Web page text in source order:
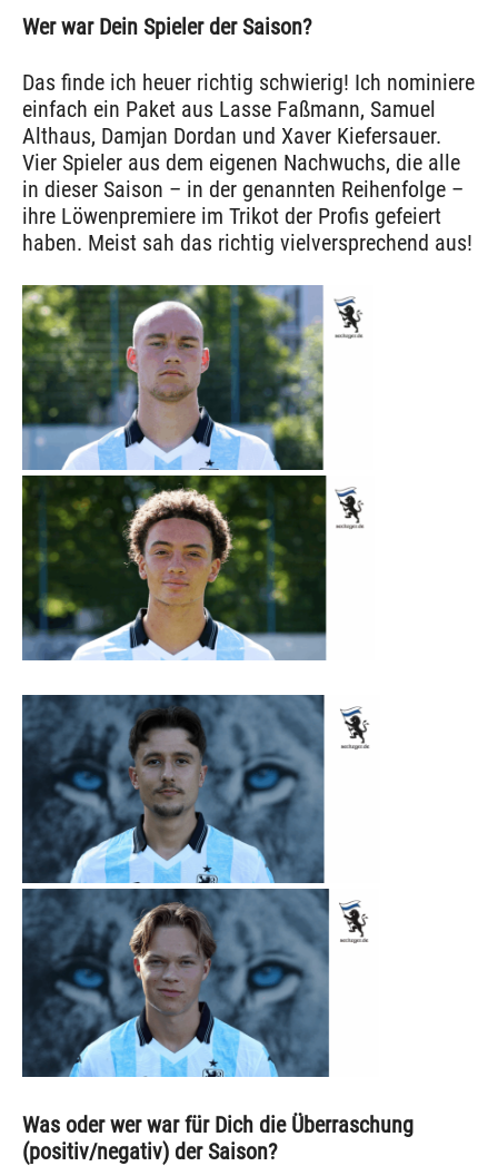
Wer war Dein Spieler der Saison?
Das finde ich heuer richtig schwierig! Ich nominiere
einfach ein Paket aus Lasse Faßmann, Samuel
Althaus, Damjan Dordan und Xaver Kiefersauer.
Vier Spieler aus dem eigenen Nachwuchs, die alle
in dieser Saison – in der genannten Reihenfolge –
ihre Löwenpremiere im Trikot der Profis gefeiert
haben. Meist sah das richtig vielversprechend aus!
Was oder wer war für Dich die Überraschung
(positiv/negativ) der Saison?